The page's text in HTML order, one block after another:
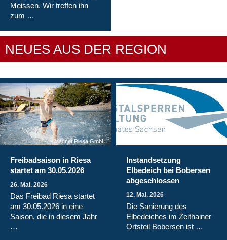
Meissen. Wir treffen ihn
zum …
NEUES AUS DER REGION
Magnet Riesa GmbH
Freibadsaison in Riesa
startet am 30.05.2026
26. Mai. 2026
Das Freibad Riesa startet
am 30.05.2026 in eine
Saison, die in diesem Jahr
…
Instandsetzung
Elbedeich bei Bobersen
abgeschlossen
12. Mai. 2026
Die Sanierung des
Elbedeiches im Zeithainer
Ortsteil Bobersen ist …